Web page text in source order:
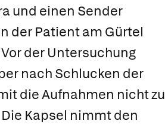
und einen Sender
der Patient am Gürtel
der Untersuchung
nach Schlucken der
die Aufnahmen nicht zu
Kapsel nimmt den